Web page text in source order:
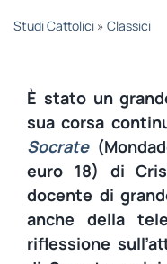
Studi Cattolici» Classici
È stato un
sua corsa
Socrate
euro 18) di
docente di
anche della
riflessione